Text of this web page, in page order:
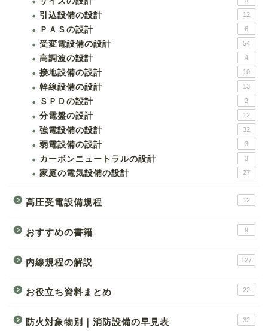
引込設備の設計 12
ＰＡＳの設計 6
受変電設備の設計 54
高調波の設計 4
接地設備の設計 10
幹線設備の設計 13
ＳＰＤの設計 2
分電盤の設計 12
強電設備の設計 32
弱電設備の設計 3
カーボンニュートラルの設計 3
家庭の電気設備の設計 27
高圧受電設備規程 12
おすすめの書籍 9
内線規程の解説 127
お役立ち資料まとめ 22
防火対象物別｜消防設備の早見表 32